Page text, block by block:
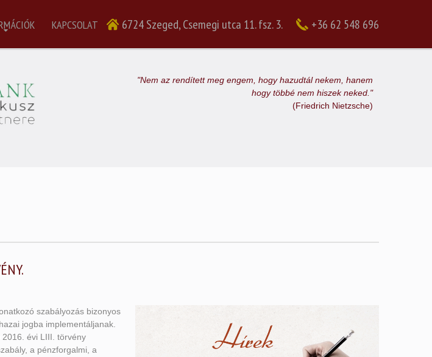
KAPCSOLAT 6724 Szeged, Csemegi utca 11. fsz. 3. +36 62 548 696
"Nem az rendített meg engem, hogy hazudtál nekem, hanem
hogy többé nem hiszek neked."
(Friedrich Nietzsche)
szabályozás bizonyos
jogba implementáljanak.
évi LIII. törvény
a pénzforgalmi, a